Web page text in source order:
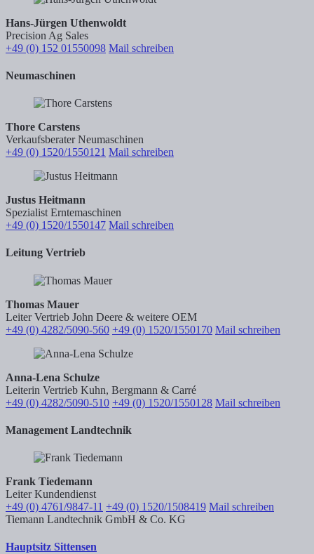
Hans-Jürgen Uthenwoldt
Precision Ag Sales
+49 (0) 152 01550098 Mail schreiben
Neumaschinen
Thore Carstens
Verkaufsberater Neumaschinen
+49 (0) 1520/1550121 Mail schreiben
Justus Heitmann
Spezialist Erntemaschinen
+49 (0) 1520/1550147 Mail schreiben
Leitung Vertrieb
Thomas Mauer
Leiter Vertrieb John Deere & weitere OEM
+49 (0) 4282/5090-560 +49 (0) 1520/1550170 Mail schreiben
Anna-Lena Schulze
Leiterin Vertrieb Kuhn, Bergmann & Carré
+49 (0) 4282/5090-510 +49 (0) 1520/1550128 Mail schreiben
Management Landtechnik
Frank Tiedemann
Leiter Kundendienst
+49 (0) 4761/9847-11 +49 (0) 1520/1508419 Mail schreiben
Tiemann Landtechnik GmbH & Co. KG
Hauptsitz Sittensen